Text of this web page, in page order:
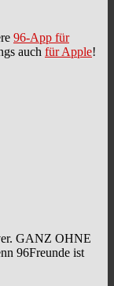
96-App für
auch für Apple!
GANZ OHNE
96Freunde ist